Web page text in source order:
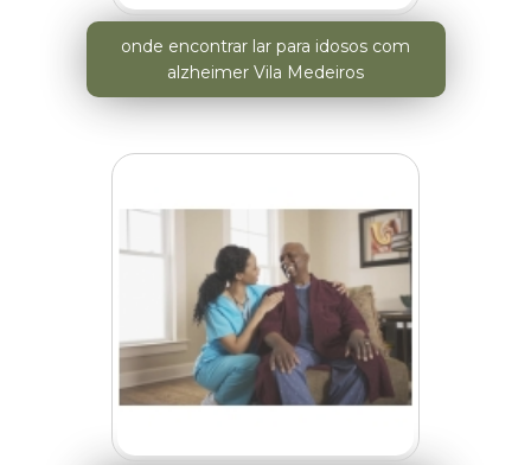
onde encontrar lar para idosos com
alzheimer Vila Medeiros